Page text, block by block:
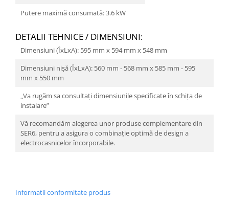
Putere maximă consumată: 3.6 kW
DETALII TEHNICE / DIMENSIUNI:
Dimensiuni (ÎxLxA): 595 mm x 594 mm x 548 mm
Dimensiuni nișă (ÎxLxA): 560 mm - 568 mm x 585 mm - 595
mm x 550 mm
„Va rugăm sa consultați dimensiunile specificate în schița de
instalare”
Vă recomandăm alegerea unor produse complementare din
SER6, pentru a asigura o combinație optimă de design a
electrocasnicelor încorporabile.
Informatii conformitate produs